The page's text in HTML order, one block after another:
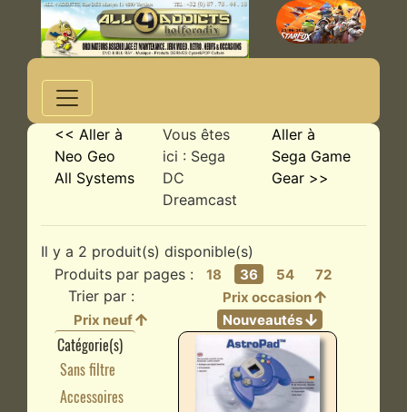
<< Aller à
Neo Geo
All Systems
Vous êtes
ici : Sega
DC
Dreamcast
Aller à
Sega Game
Gear >>
Il y a 2 produit(s) disponible(s)
Produits par pages :
18 36 54 72
Trier par :
Prix occasion
Prix neuf
Nouveautés
Catégorie(s)
Sans filtre
Accessoires